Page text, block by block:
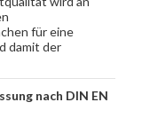
für eine
damit der
nach DIN EN